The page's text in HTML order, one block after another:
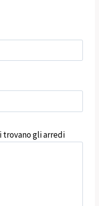
trovano gli arredi